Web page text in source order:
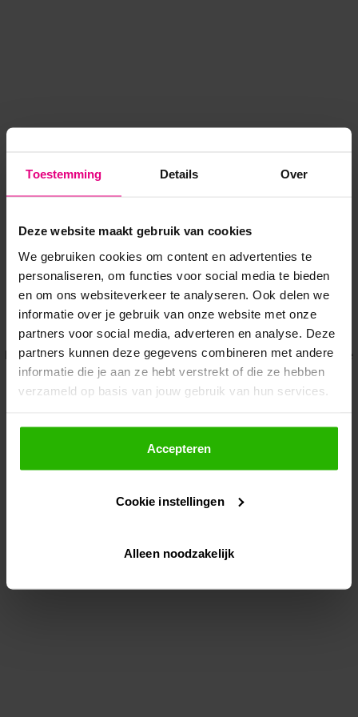
Toestemming Details Over
Deze website maakt gebruik van cookies
We gebruiken cookies om content en advertenties te
personaliseren, om functies voor social media te bieden
en om ons websiteverkeer te analyseren. Ook delen we
informatie over je gebruik van onze website met onze
partners voor social media, adverteren en analyse. Deze
partners kunnen deze gegevens combineren met andere
informatie die je aan ze hebt verstrekt of die ze hebben
verzameld op basis van jouw gebruik van hun services.
Als je op "Accepteer" klikt, dan geef je Voordeeluitjes.nl
toestemming om cookies voor social media en
gepersonaliseerde advertenties te plaatsen.
Lees hier meer over in onsprivacybeleid
Via "Cookie instellingen" kun je ook zelf instellen welke
Accepteren
Cookie instellingen
Alleen noodzakelijk
Application error: a client-side exception has occurred while
loadingwww.voordeeluitjes.nl (see the browser console for more
information).